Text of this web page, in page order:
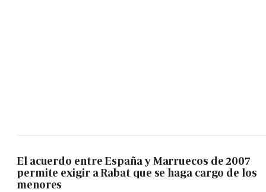
El acuerdo entre España y Marruecos de 2007
permite exigir a Rabat que se haga cargo de los
menores